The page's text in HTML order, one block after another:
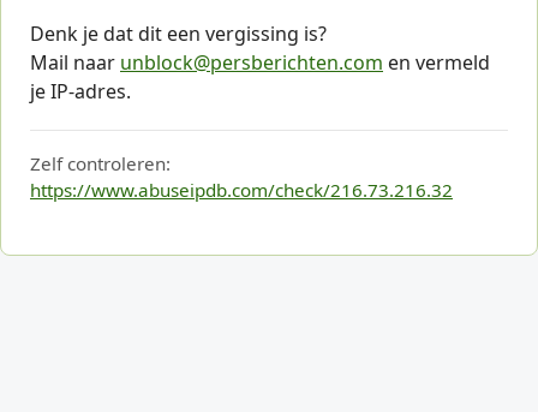
Denk je dat dit een vergissing is?
Mail naar unblock@persberichten.com en vermeld
je IP-adres.
Zelf controleren:
https://www.abuseipdb.com/check/216.73.216.32